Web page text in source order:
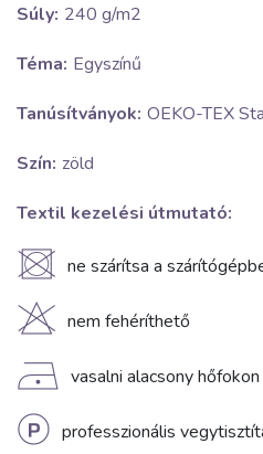
Súly: 240 g/m2
Téma: Egyszínű
Tanúsítványok: OEKO-TEX
Szín: zöld
Textil kezelési útmutató:
U ne szárítsa a
H nem fehéríthető
D vasalni alacsony
L professzionális